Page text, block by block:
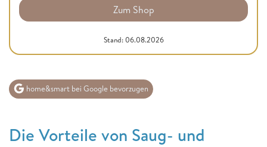
Zum Shop
Stand: 06.08.2026
home&smart bei Google bevorzugen
Die Vorteile von Saug- und